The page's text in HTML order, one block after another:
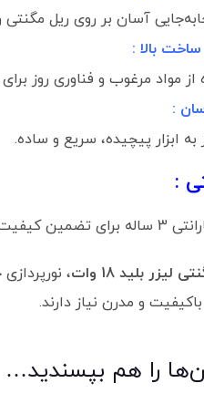
آسان بر روی ریل
بالا :
از مواد مرغوب و فناوری روز
:
به ابزار پیچیده، سریع و ساده.
:
عملکرد طولانی‌مدت.
لیزر بلید 18 وات
،
باکیفیت و مدرن نیاز دارند.
را هم بپسندید…